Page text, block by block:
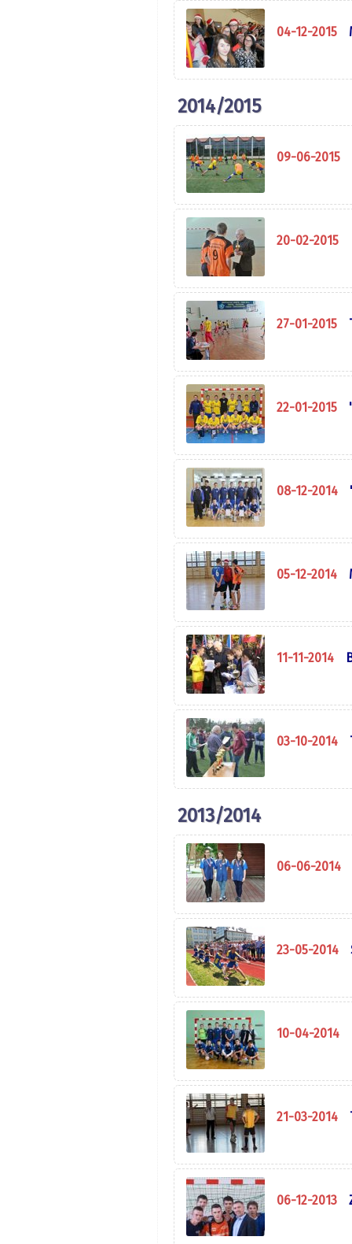
04-12-2015
2014/2015
09-06-2015
20-02-2015
27-01-2015
22-01-2015
08-12-2014
05-12-2014
11-11-2014
03-10-2014
2013/2014
06-06-2014
23-05-2014
10-04-2014
21-03-2014
06-12-2013